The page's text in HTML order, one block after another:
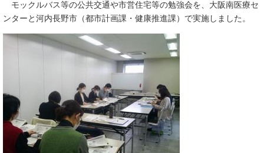
モックルバス等の公共交通​や市営住宅等の勉強会を、大阪南医療セ
ンターと河内長野市（都市計画課・健康推進課）で実施しました。